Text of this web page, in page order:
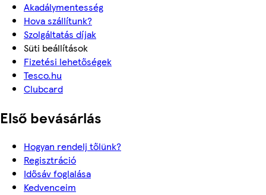
Akadálymentesség
Hova szállítunk?
Szolgáltatás díjak
Süti beállítások
Fizetési lehetőségek
Tesco.hu
Clubcard
Első bevásárlás
Hogyan rendelj tőlünk?
Regisztráció
Idősáv foglalása
Kedvenceim